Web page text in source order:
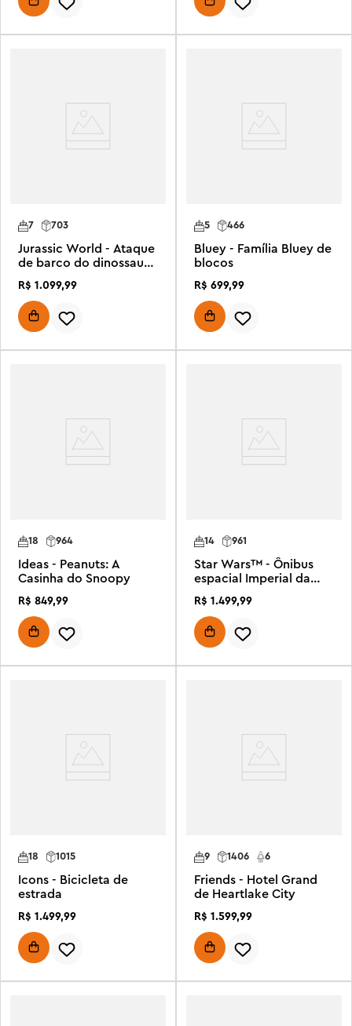
7 703
Jurassic World - Ataque
de barco do dinossauro
R$ 1 .099,99
5 466
Bluey - Família Bluey de
blocos
R$ 699,99
964
18
Ideas - Peanuts: A
Casinha do Snoopy
R$ 849,99
961
14
Star Wars™ - Ônibus
espacial Imperial da
R$ 1 .499,99
1015
18
Icons - Bicicleta de
estrada
R$ 1 .499,99
9 1406 6
Friends - Hotel Grand
de Heartlake City
R$ 1 .599,99